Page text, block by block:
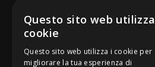
Questo sito web utilizza
cookie
Questo sito web utilizza i cookie per
migliorare la tua esperienza di